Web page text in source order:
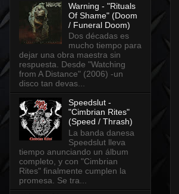
Warning - "Rituals
Of Shame" (Doom
/ Funeral Doom)
Dos décadas es
mucho tiempo para
dejar una obra maestra sin
respuesta. Desde "Watching
from A Distance" (2006) -un
disco tan devas...
Speedslut -
"Cimbrian Rites"
(Speed / Thrash)
La banda danesa
Speedslut lleva
tiempo anunciando un álbum
completo, y con "Cimbrian
Rites" finalmente cumplen la
promesa. Se tra...